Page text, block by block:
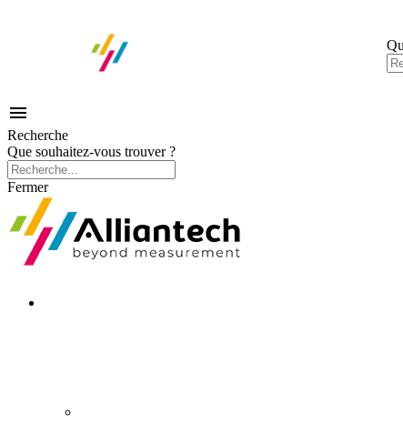

Recherche
Que souhaitez-vous trouver ?
Fermer